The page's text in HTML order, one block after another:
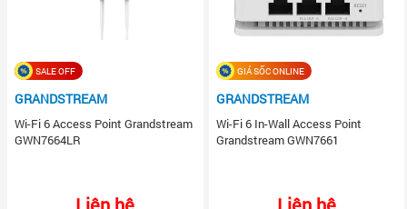
SALE OFF
GRANDSTREAM
Wi-Fi 6 Access Point Grandstream
GWN7664LR
Liên hệ
GIÁ SỐC ONLINE
GRANDSTREAM
Wi-Fi 6 In-Wall Access Point
Grandstream GWN7661
Liên hệ